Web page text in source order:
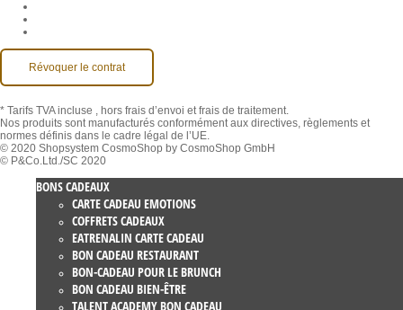
Révoquer le contrat
* Tarifs TVA incluse
, hors frais d’envoi et frais de traitement.
Nos produits sont manufacturés conformément aux directives, règlements et
normes définis dans le cadre légal de l’UE.
© 2020 Shopsystem CosmoShop by CosmoShop GmbH
© P&Co.Ltd./SC 2020
BONS CADEAUX
CARTE CADEAU EMOTIONS
COFFRETS CADEAUX
EATRENALIN CARTE CADEAU
BON CADEAU RESTAURANT
BON-CADEAU POUR LE BRUNCH
BON CADEAU BIEN-ÊTRE
TALENT ACADEMY BON CADEAU